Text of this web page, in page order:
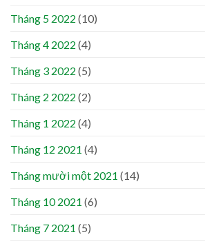
Tháng 5 2022 (10)
Tháng 4 2022 (4)
Tháng 3 2022 (5)
Tháng 2 2022 (2)
Tháng 1 2022 (4)
Tháng 12 2021 (4)
Tháng mười một 2021 (14)
Tháng 10 2021 (6)
Tháng 7 2021 (5)